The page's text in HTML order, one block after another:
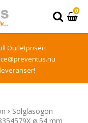
0
Outletpriser!
Solglasögon
ø 54 mm